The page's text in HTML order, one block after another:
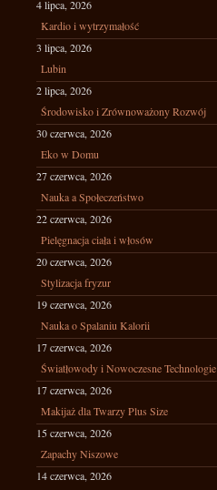
4 lipca, 2026
Kardio i wytrzymałość
3 lipca, 2026
Lubin
2 lipca, 2026
Środowisko i Zrównoważony Rozwój
30 czerwca, 2026
Eko w Domu
27 czerwca, 2026
Nauka a Społeczeństwo
22 czerwca, 2026
Pielęgnacja ciała i włosów
20 czerwca, 2026
Stylizacja fryzur
19 czerwca, 2026
Nauka o Spalaniu Kalorii
17 czerwca, 2026
Światłowody i Nowoczesne Technologie
17 czerwca, 2026
Makijaż dla Twarzy Plus Size
15 czerwca, 2026
Zapachy Niszowe
14 czerwca, 2026